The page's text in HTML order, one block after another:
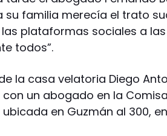
su familia merecía el trato
plataformas sociales a
todos”.
la casa velatoria Diego
un abogado en la
en Guzmán al 300,